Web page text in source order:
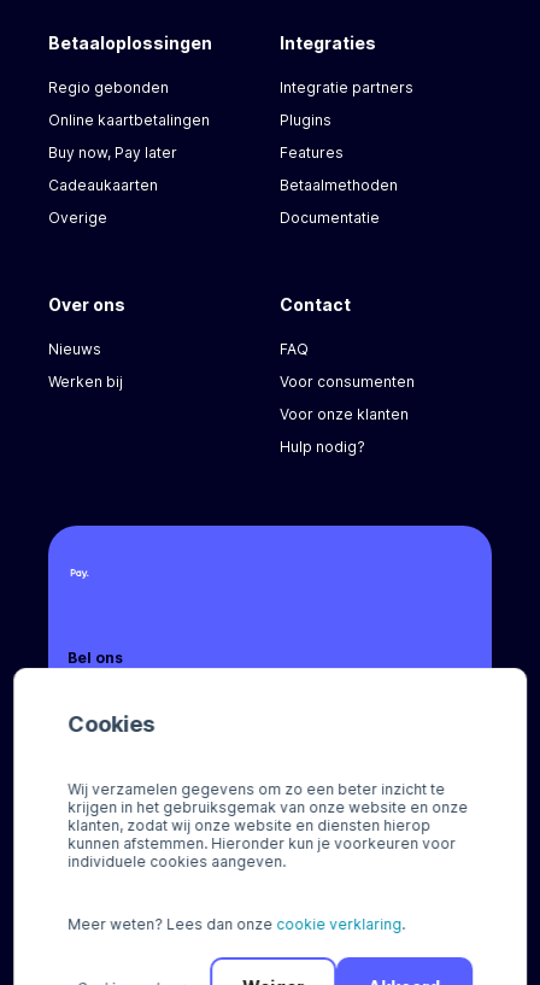
Cookies
Wij verzamelen gegevens om zo een beter inzicht te
krijgen in het gebruiksgemak van onze website en onze
klanten, zodat wij onze website en diensten hierop
kunnen afstemmen. Hieronder kun je voorkeuren voor
individuele cookies aangeven.
Meer weten? Lees dan onze cookie verklaring.
Bel ons
Socials
Betaaloplossingen
Regio gebonden
Online kaartbetalingen
Buy now, Pay later
Cadeaukaarten
Overige
Integraties
Integratie partners
Plugins
Features
Betaalmethoden
Documentatie
Over ons
Nieuws
Werken bij
Contact
FAQ
Voor consumenten
Voor onze klanten
Hulp nodig?